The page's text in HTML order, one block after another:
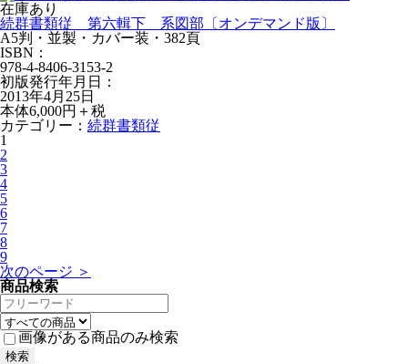
在庫あり
続群書類従 第六輯下 系図部〔オンデマンド版〕
A5判・並製・カバー装・382頁
ISBN：
978-4-8406-3153-2
初版発行年月日：
2013年4月25日
本体6,000円＋税
カテゴリー： 続群書類従
1
2
3
4
5
6
7
8
9
次のページ ＞
商品検索
画像がある商品のみ検索